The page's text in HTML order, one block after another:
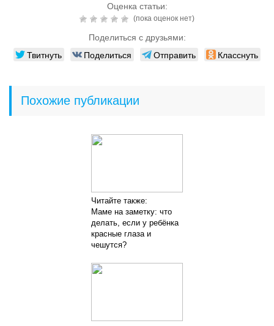
Оценка статьи:
(пока оценок нет)
Поделиться с друзьями:
Твитнуть Поделиться Отправить Класснуть
Похожие публикации
Читайте также:
Маме на заметку: что
делать, если у ребёнка
красные глаза и
чешутся?